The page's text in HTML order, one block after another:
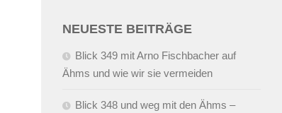
NEUESTE BEITRÄGE
Blick 349 mit Arno Fischbacher auf
Ähms und wie wir sie vermeiden
Blick 348 und weg mit den Ähms –